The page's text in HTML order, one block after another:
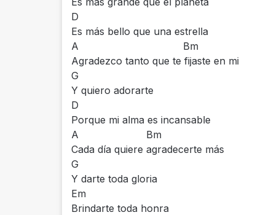
D
Es más bello que una estrella
A Bm
Agradezco tanto que te fijaste en mi
G
Y quiero adorarte
D
Porque mi alma es incansable
A Bm
Cada día quiere agradecerte más
G
Y darte toda gloria
Em
Brindarte toda honra